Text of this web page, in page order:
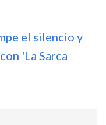
el silencio y
'La Sarca